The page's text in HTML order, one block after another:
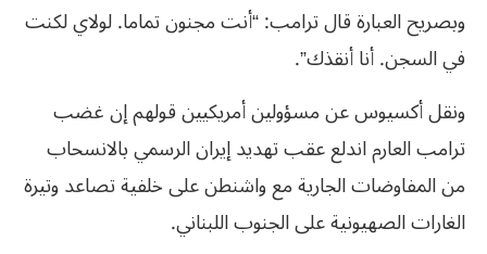
وبصريح العبارة قال ترامب: “أنت مجنون تماما. لولاي لكنت
في السجن. أنا أنقذك”.
ونقل أكسيوس عن مسؤولين أمريكيين قولهم إن غضب
ترامب العارم اندلع عقب تهديد إيران الرسمي بالانسحاب
من المفاوضات الجارية مع واشنطن على خلفية تصاعد وتيرة
الغارات الصهيونية على الجنوب اللبناني.